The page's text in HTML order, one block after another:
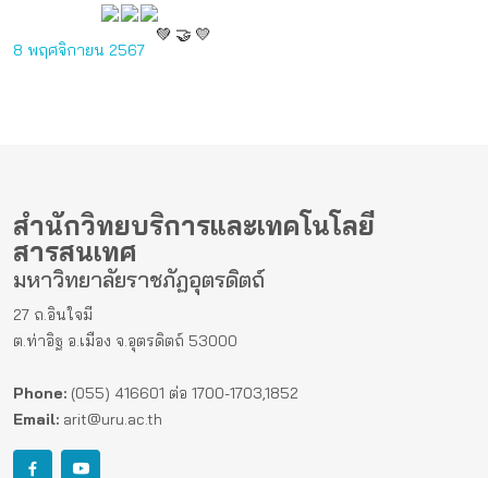
8 พฤศจิกายน 2567
สำนักวิทยบริการและเทคโนโลยี
สารสนเทศ
มหาวิทยาลัยราชภัฏอุตรดิตถ์
27 ถ.อินใจมี
ต.ท่าอิฐ อ.เมือง จ.อุตรดิตถ์ 53000
Phone: (055) 416601 ต่อ 1700-1703,1852
Email: arit@uru.ac.th